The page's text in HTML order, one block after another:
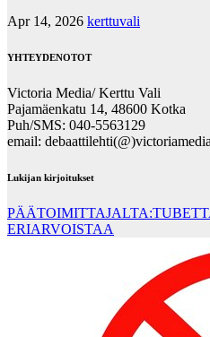
Apr 14, 2026 kerttuvali
YHTEYDENOTOT
Victoria Media/ Kerttu Vali
Pajamäenkatu 14, 48600 Kotka
Puh/SMS: 040-5563129
email:
Lukijan kirjoitukset
ERIARVOISTAA